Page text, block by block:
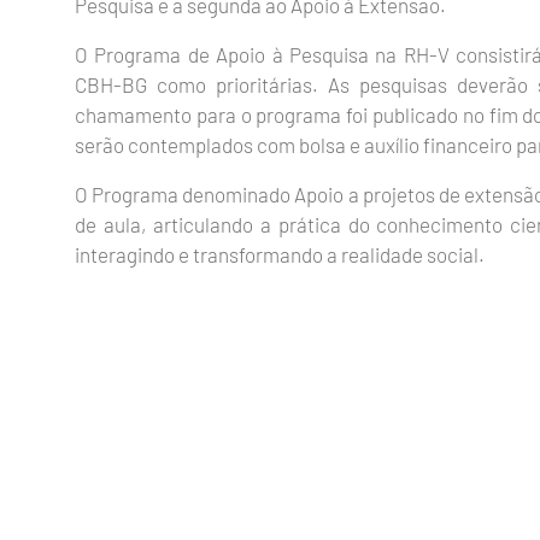
Pesquisa e a segunda ao Apoio à Extensão.
O Programa de Apoio à Pesquisa na RH-V
CBH-BG como prioritárias. As pesquisas
chamamento para o programa foi publicado no fim
serão contemplados com bolsa e auxílio financeiro
O Programa denominado Apoio a projetos de
de aula, articulando a prática do conhecimento
interagindo e transformando a realidade social.